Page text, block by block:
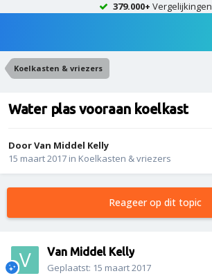
379.000+ Vergelijkingen
Koelkasten & vriezers
Water plas vooraan koelkast
DoorVan Middel Kelly
15 maart 2017 in Koelkasten & vriezers
Reageer op dit topic
Van Middel Kelly
Geplaatst: 15 maart 2017